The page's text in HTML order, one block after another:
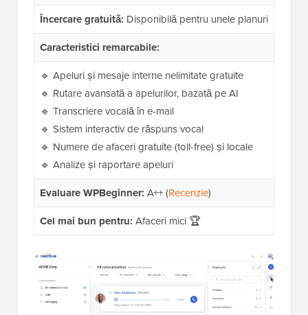
Încercare gratuită: Disponibilă pentru unele planuri
Caracteristici remarcabile:
🔹 Apeluri și mesaje interne nelimitate gratuite
🔹 Rutare avansată a apelurilor, bazată pe AI
🔹 Transcriere vocală în e-mail
🔹 Sistem interactiv de răspuns vocal
🔹 Numere de afaceri gratuite (toll-free) și locale
🔹 Analize și raportare apeluri
Evaluare WPBeginner: A++ (Recenzie)
Cel mai bun pentru: Afaceri mici 🏆